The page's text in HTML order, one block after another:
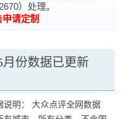
）处理。
申请定制
月份数据已更新
说明： 大众点评全网数据